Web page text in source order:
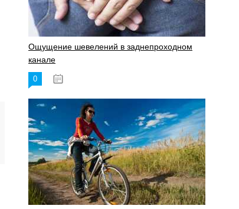
Ощущение шевелений в заднепроходном
канале
0